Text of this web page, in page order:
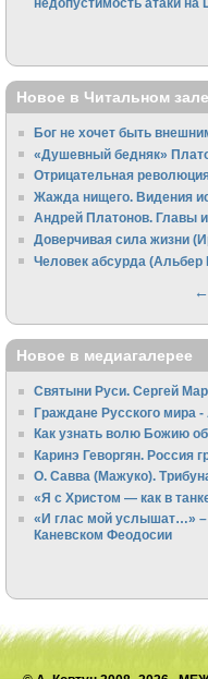
Новое в Читальном зале
Бог не хочет быть
«Душевный бедняк»
Отрицательная
Жажда нищего. Видения
Андрей Платонов. Главы
Доверчивая сила жизни
Человек абсурда
←
Новое в медиагалерее
Святыни Руси. Сергей
Граждане Русского мира
Как узнать волю Божию
Каринэ Геворгян. Россия
О. Савва (Мажуко).
«Я с Христом — как в
«И глас мой услышат…»
Каневском Феодосии